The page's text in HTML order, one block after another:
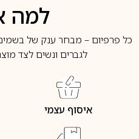
למה
כל פרפיום – מבחר ענק של
לגברים ונשים לצד
איסוף עצמי